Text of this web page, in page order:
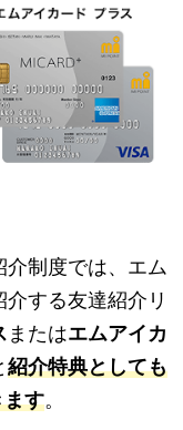
制度では、エム
する友達紹介リ
またはエムアイカ
紹介特典としても
す。